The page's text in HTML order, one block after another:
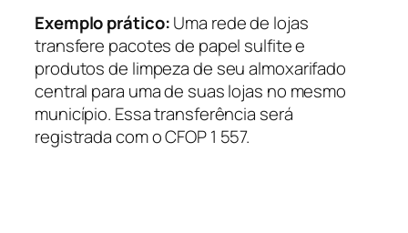
Exemplo prático:Uma rede de lojas
transfere pacotes de papel sulfite e
produtos de limpeza de seu almoxarifado
central para uma de suas lojas no mesmo
município. Essa transferência será
registrada com o CFOP 1 557.